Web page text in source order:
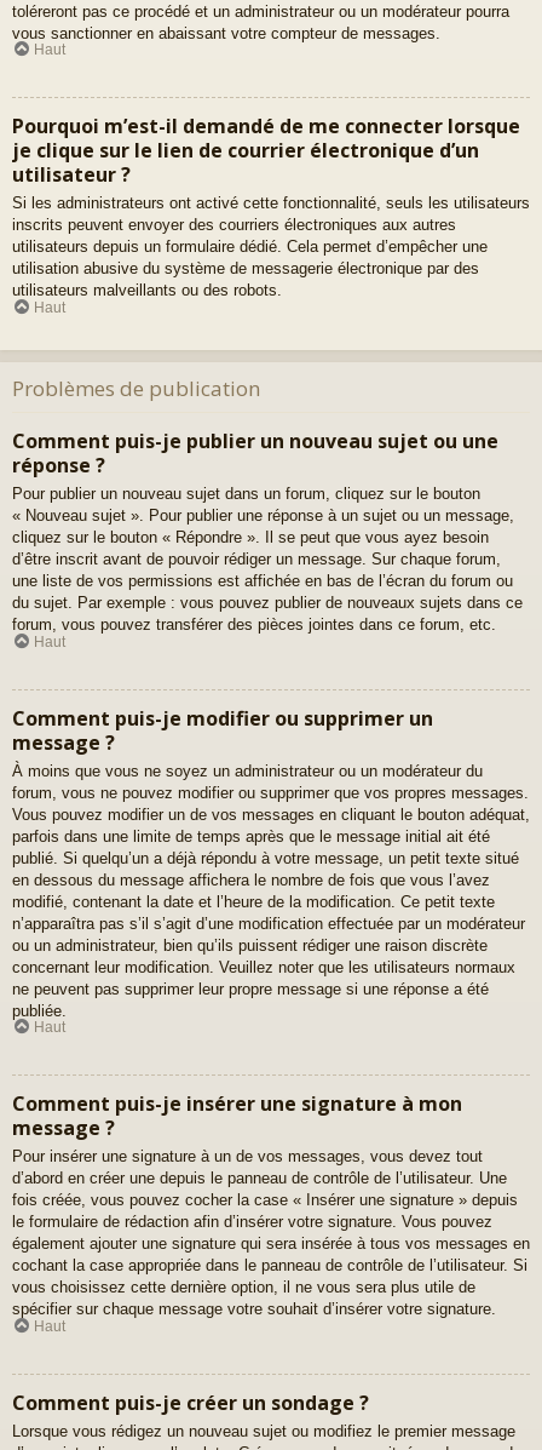
toléreront pas ce procédé et un administrateur ou un modérateur pourra
vous sanctionner en abaissant votre compteur de messages.
Haut
Pourquoi m’est-il demandé de me connecter lorsque
je clique sur le lien de courrier électronique d’un
utilisateur ?
Si les administrateurs ont activé cette fonctionnalité, seuls les utilisateurs
inscrits peuvent envoyer des courriers électroniques aux autres
utilisateurs depuis un formulaire dédié. Cela permet d’empêcher une
utilisation abusive du système de messagerie électronique par des
utilisateurs malveillants ou des robots.
Haut
Problèmes de publication
Comment puis-je publier un nouveau sujet ou une
réponse ?
Pour publier un nouveau sujet dans un forum, cliquez sur le bouton
« Nouveau sujet ». Pour publier une réponse à un sujet ou un message,
cliquez sur le bouton « Répondre ». Il se peut que vous ayez besoin
d’être inscrit avant de pouvoir rédiger un message. Sur chaque forum,
une liste de vos permissions est affichée en bas de l’écran du forum ou
du sujet. Par exemple : vous pouvez publier de nouveaux sujets dans ce
forum, vous pouvez transférer des pièces jointes dans ce forum, etc.
Haut
Comment puis-je modifier ou supprimer un
message ?
À moins que vous ne soyez un administrateur ou un modérateur du
forum, vous ne pouvez modifier ou supprimer que vos propres messages.
Vous pouvez modifier un de vos messages en cliquant le bouton adéquat,
parfois dans une limite de temps après que le message initial ait été
publié. Si quelqu’un a déjà répondu à votre message, un petit texte situé
en dessous du message affichera le nombre de fois que vous l’avez
modifié, contenant la date et l’heure de la modification. Ce petit texte
n’apparaîtra pas s’il s’agit d’une modification effectuée par un modérateur
ou un administrateur, bien qu’ils puissent rédiger une raison discrète
concernant leur modification. Veuillez noter que les utilisateurs normaux
ne peuvent pas supprimer leur propre message si une réponse a été
publiée.
Haut
Comment puis-je insérer une signature à mon
message ?
Pour insérer une signature à un de vos messages, vous devez tout
d’abord en créer une depuis le panneau de contrôle de l’utilisateur. Une
fois créée, vous pouvez cocher la case « Insérer une signature » depuis
le formulaire de rédaction afin d’insérer votre signature. Vous pouvez
également ajouter une signature qui sera insérée à tous vos messages en
cochant la case appropriée dans le panneau de contrôle de l’utilisateur. Si
vous choisissez cette dernière option, il ne vous sera plus utile de
spécifier sur chaque message votre souhait d’insérer votre signature.
Haut
Comment puis-je créer un sondage ?
Lorsque vous rédigez un nouveau sujet ou modifiez le premier message